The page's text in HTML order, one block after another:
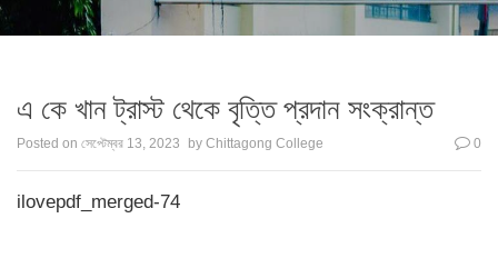
এ কে খান ট্রাস্ট থেকে বৃত্তি প্রদান সংক্রান্ত
Posted on সেপ্টেম্বর 13, 2023 by Chittagong College 0
ilovepdf_merged-74